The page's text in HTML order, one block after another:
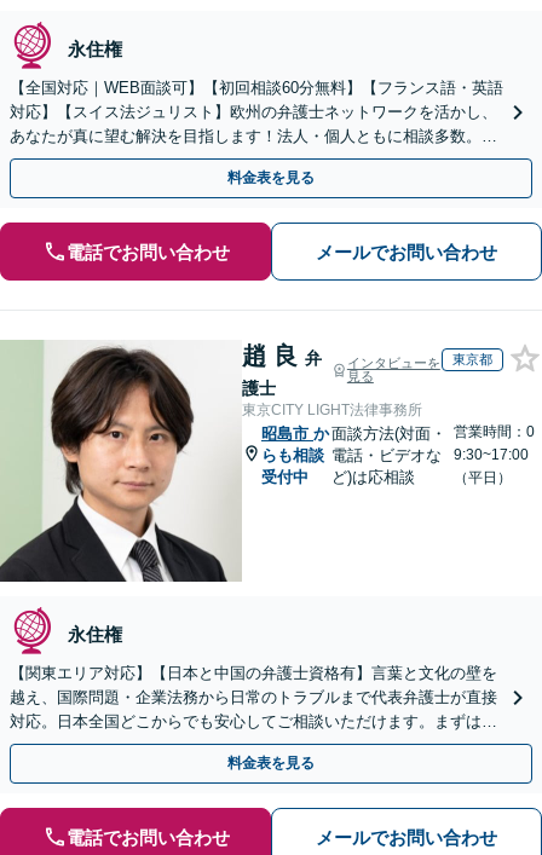
永住権
【全国対応｜WEB面談可】【初回相談60分無料】【フランス語・英語
対応】【スイス法ジュリスト】欧州の弁護士ネットワークを活かし、
あなたが真に望む解決を目指します！法人・個人ともに相談多数。細
やかな連絡と粘り強い交渉を徹底【休日・夜間相談可】
料金表を見る
電話でお問い合わせ メールでお問い合わせ
趙 良 弁
護士
インタビューを
見る
東京都
東京CITY LIGHT法律事務所
昭島市 か
らも相談
受付中
面談方法(対面・
電話・ビデオな
ど)は応相談
営業時間：0
9:30~17:00
（平日）
永住権
【関東エリア対応】【日本と中国の弁護士資格有】言葉と文化の壁を
越え、国際問題・企業法務から日常のトラブルまで代表弁護士が直接
対応。日本全国どこからでも安心してご相談いただけます。まずは一
歩を踏み出してみませんか。【初回相談無料】
料金表を見る
電話でお問い合わせ メールでお問い合わせ